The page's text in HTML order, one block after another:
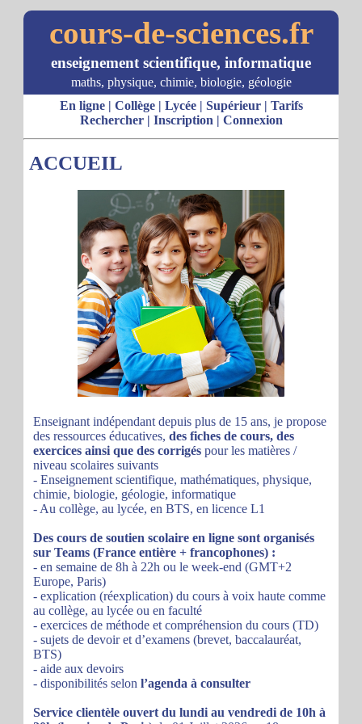
cours-de-sciences.fr
enseignement scientifique, informatique
maths, physique, chimie, biologie, géologie
En ligne| Collège| Lycée| Supérieur| Tarifs
Rechercher| Inscription | Connexion
ACCUEIL
Enseignant indépendant depuis plus de 15 ans, je propose
des ressources éducatives, des fiches de cours, des
exercices ainsi que des corrigés pour les matières /
niveau scolaires suivants
- Enseignement scientifique, mathématiques, physique,
chimie, biologie, géologie, informatique
- Au collège, au lycée, en BTS, en licence L1
Des cours de soutien scolaire en ligne sont organisés
sur Teams (France entière + francophones) :
- en semaine de 8h à 22h ou le week-end (GMT+2
Europe, Paris)
- explication (réexplication) du cours à voix haute comme
au collège, au lycée ou en faculté
- exercices de méthode et compréhension du cours (TD)
- sujets de devoir et d’examens (brevet, baccalauréat,
BTS)
- aide aux devoirs
- disponibilités selon l’agenda à consulter
Service clientèle ouvert du lundi au vendredi de 10h à